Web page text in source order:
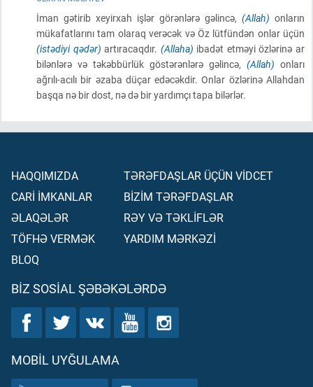
İman gətirib xeyirxah işlər görənlərə gəlincə, (Allah) onların
mükafatlarını tam olaraq verəcək və Öz lütfündən onlar üçün
(istədiyi qədər) artıracaqdır. (Allaha) ibadət etməyi özlərinə ar
bilənlərə və təkəbbürlük göstərənlərə gəlincə, (Allah) onları
ağrılı-acılı bir əzaba düçar edəcəkdir. Onlar özlərinə Allahdan
başqa nə bir dost, nə də bir yardımçı tapa bilərlər.
HAQQIMIZDA
CARİ İMKANLAR
ƏLAQƏLƏR
TÖFHƏ VERMƏK
BLOQ
TƏRƏFDAŞLAR ÜÇÜN VİDCET
BİZİM TƏRƏFDAŞLAR
RƏY VƏ TƏKLİFLƏR
YARDIM MƏRKƏZİ
BIZ SOSIAL ŞƏBƏKƏLƏRDƏ
MOBIL UYĞULAMA